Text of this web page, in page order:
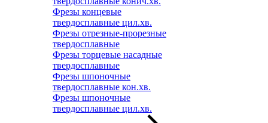
Фрезы концевые
твердосплавные цил.хв.
Фрезы отрезные-прорезные
твердосплавные
Фрезы торцевые насадные
твердосплавные
Фрезы шпоночные
твердосплавные кон.хв.
Фрезы шпоночные
твердосплавные цил.хв.